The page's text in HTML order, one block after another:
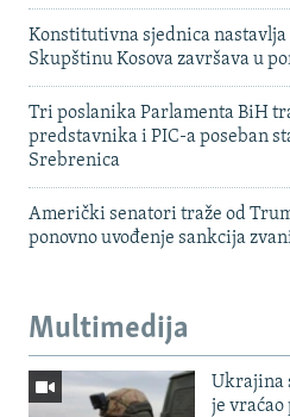
Konstitutivna sjednica
Skupštinu Kosova završava u
Tri poslanika Parlamenta BiH
predstavnika i PIC-a poseban
Srebrenica
Američki senatori traže od
ponovno uvođenje sankcija
Multimedija
Ukrajina
je